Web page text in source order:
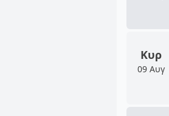
Κυρ
09 Αυγ